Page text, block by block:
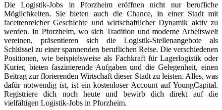
Die Logistik-Jobs in Pforzheim eröffnen nicht nur berufliche
Möglichkeiten. Sie bieten auch die Chance, in einer Stadt mit
facettenreicher Geschichte und wirtschaftlicher Dynamik aktiv zu
werden. In Pforzheim, wo sich Tradition und moderne Arbeitswelt
vereinen, präsentieren sich die Logistik-Stellenangebote als
Schlüssel zu einer spannenden beruflichen Reise. Die verschiedenen
Positionen, wie beispielsweise als Fachkraft für Lagerlogistik oder
Kurier, bieten faszinierende Aufgaben und die Gelegenheit, einen
Beitrag zur florierenden Wirtschaft dieser Stadt zu leisten. Alles, was
dafür notwendig ist, ist ein kostenloser Account auf YoungCapital.
Registriere dich noch heute und bewirb dich direkt auf die
vielfältigen Logistik-Jobs in Pforzheim.